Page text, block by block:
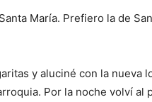
María. Prefiero la de
y aluciné con la nueva
Por la noche volví al